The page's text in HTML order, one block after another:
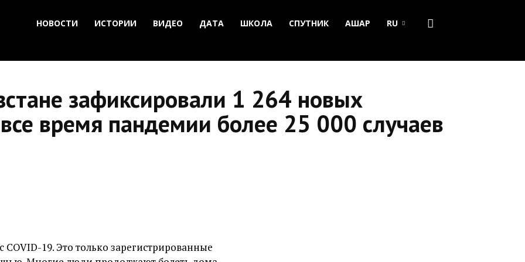
НОВОСТИ ИСТОРИИ ВИДЕО ДАТА ШКОЛА СПУТНИК АШАР RU
зафиксировали 1 264 новых
время пандемии более 25 000 случаев
19. Это только зарегистрированные